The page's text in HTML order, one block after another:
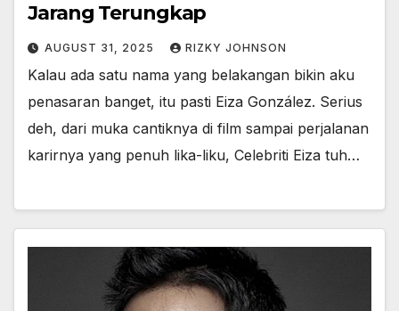
Jarang Terungkap
AUGUST 31, 2025 RIZKY JOHNSON
Kalau ada satu nama yang belakangan bikin aku
penasaran banget, itu pasti Eiza González. Serius
deh, dari muka cantiknya di film sampai perjalanan
karirnya yang penuh lika-liku, Celebriti Eiza tuh…